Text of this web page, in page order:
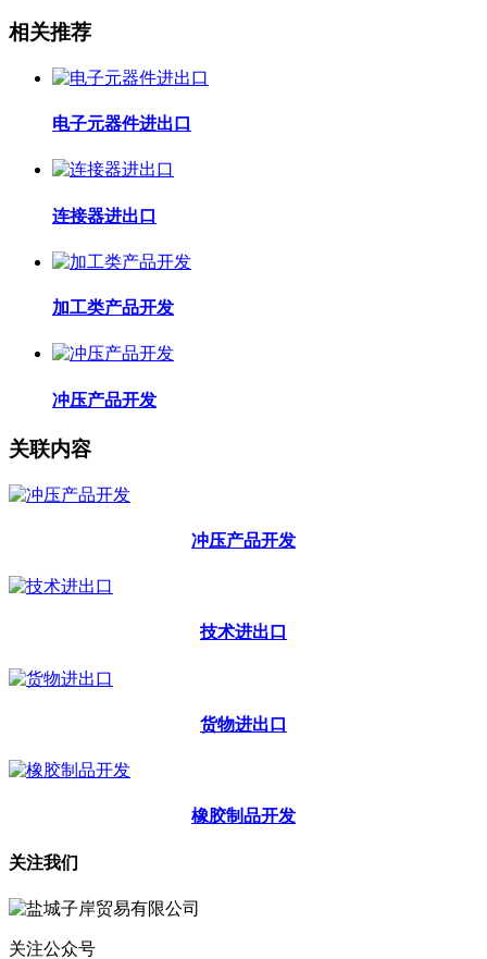
相关推荐
电子元器件进出口
连接器进出口
加工类产品开发
冲压产品开发
关联内容
冲压产品开发
技术进出口
货物进出口
橡胶制品开发
关注我们
关注公众号